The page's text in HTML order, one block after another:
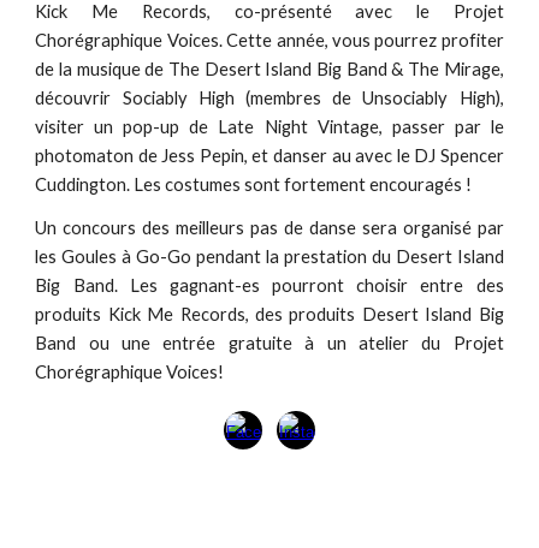
Kick Me Records, co-présenté avec le Projet
Chorégraphique Voices. Cette année, vous pourrez profiter
de la musique de The Desert Island Big Band & The Mirage,
découvrir Sociably High (membres de Unsociably High),
visiter un pop-up de Late Night Vintage, passer par le
photomaton de Jess Pepin, et danser au avec le DJ Spencer
Cuddington. Les costumes sont fortement encouragés !
Un concours des meilleurs pas de danse sera organisé par
les Goules à Go-Go pendant la prestation du Desert Island
Big Band. Les gagnant-es pourront choisir entre des
produits Kick Me Records, des produits Desert Island Big
Band ou une entrée gratuite à un atelier du Projet
Chorégraphique Voices!